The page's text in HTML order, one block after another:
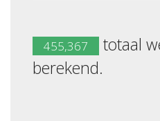
455,367
totaal
berekend.